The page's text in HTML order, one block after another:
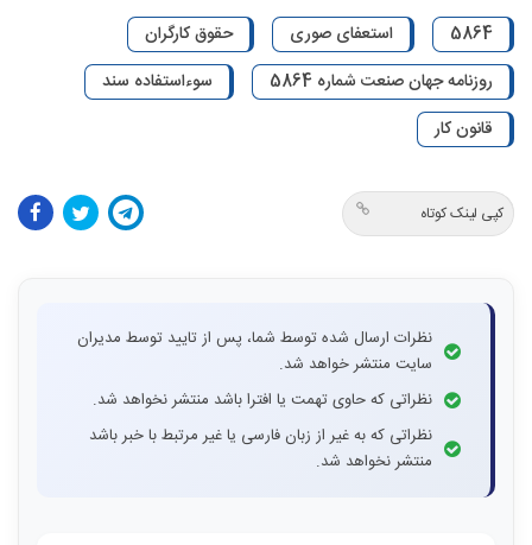
5864 استعفای صوری
حقوق کارگران
روزنامه جهان صنعت شماره 5864
سوءاستفاده سند
قانون کار
کپی لینک کوتاه
نظرات ارسال شده توسط شما، پس از تایید توسط مدیران
سایت منتشر خواهد شد.
نظراتی که حاوی تهمت یا افترا باشد منتشر نخواهد شد.
نظراتی که به غیر از زبان فارسی یا غیر مرتبط با خبر باشد
منتشر نخواهد شد.